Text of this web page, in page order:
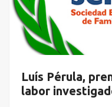
Luís Pérula,
labor